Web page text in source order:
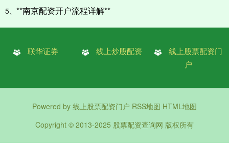
5、 **南京配资开户流程详解**
联华证券 线上炒股配资
线上股票配资门
户
Powered by 线上股票配资门户 RSS地图 HTML地图
Copyright © 2013-2025 股票配资查询网 版权所有